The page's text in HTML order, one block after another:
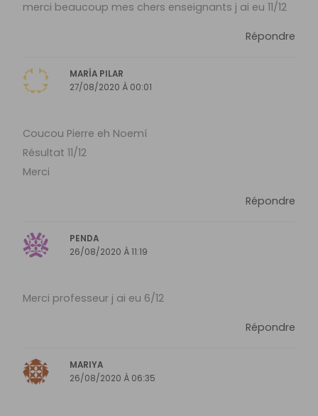
merci beaucoup mes chers enseignants j ai eu 11/12
Répondre
MARÍA PILAR
27/08/2020 À 00:01
Coucou Pierre eh Noemí
Résultat 11/12
Merci
Répondre
PENDA
26/08/2020 À 11:19
Merci professeur j ai eu 6/12
Répondre
MARIYA
26/08/2020 À 06:35